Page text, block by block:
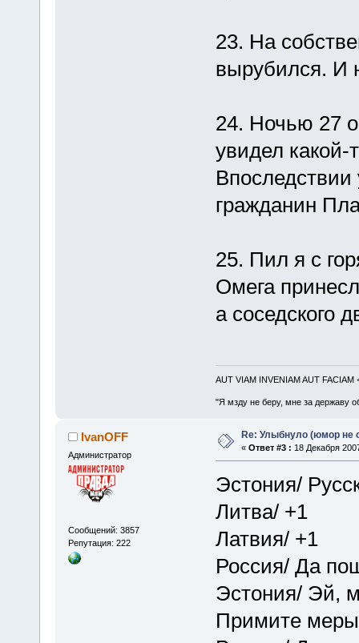
23. На
вырубился. И
24. Ночью 27
увидел какой-
Впоследствии
гражданин
25. Пил я с
Омега
а соседского
AUT VIAM INVENIAM AUT FACIAM
"Я мзду не беру, мне за державу
IvanOFF
Администратор
Сообщений: 3857
Репутация: 222
Re: Улыбнуло (юмор не
« Ответ #3 : 18 Декабря
Эстония/
Литва/ +1
Латвия/ +1
Россия/ Да
Эстония/ Эй,
Примите